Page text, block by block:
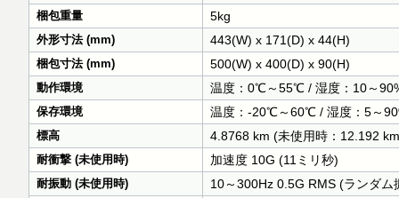
梱包重量 5kg
外形寸法 (mm) 443(W) x 171(D) x 44(H)
梱包寸法 (mm) 500(W) x 400(D) x 90(H)
動作環境 温度：0℃～55℃ / 湿度：10～
保存環境 温度：-20℃～60℃ / 湿度：5～
標高 4.8768 km (未使用時：12.192
耐衝撃 (未使用時) 加速度 10G (11ミリ秒)
耐振動 (未使用時) 10～300Hz 0.5G RMS (ランダム